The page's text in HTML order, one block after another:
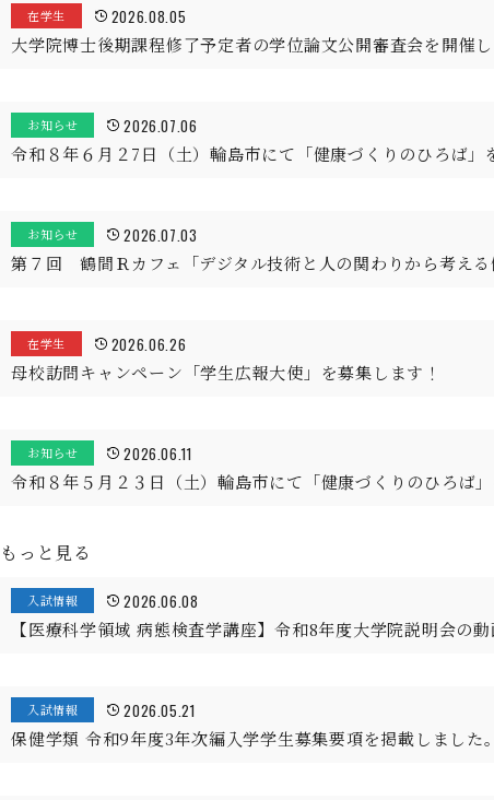
在学生 2026.08.05
大学院博士後期課程修了予定者の学位論文公開審査会を開催し
お知らせ 2026.07.06
令和８年６月２7日（土）輪島市にて「健康づくりのひろば」
お知らせ 2026.07.03
第７回 鶴間Ｒカフェ「デジタル技術と人の関わりから考え
在学生 2026.06.26
母校訪問キャンペーン「学生広報大使」を募集します！
お知らせ 2026.06.11
令和８年５月２３日（土）輪島市にて「健康づくりのひろば
もっと見る
入試情報 2026.06.08
【医療科学領域 病態検査学講座】令和8年度大学院説明会の
入試情報 2026.05.21
保健学類 令和9年度3年次編入学学生募集要項を掲載しました。